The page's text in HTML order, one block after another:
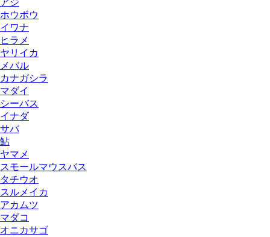
アジ
ホウボウ
イワナ
ヒラメ
ヤリイカ
メバル
カナガシラ
マダイ
シーバス
イナダ
サバ
鮎
ヤマメ
スモールマウスバス
タチウオ
スルメイカ
アカムツ
マダコ
オニカサゴ